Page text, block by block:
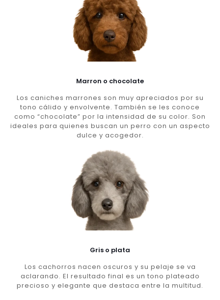
Marron o chocolate
Los caniches marrones son muy apreciados por su
tono cálido y envolvente. También se les conoce
como “chocolate” por la intensidad de su color. Son
ideales para quienes buscan un perro con un aspecto
dulce y acogedor.
Gris o plata
Los cachorros nacen oscuros y su pelaje se va
aclarando. El resultado final es un tono plateado
precioso y elegante que destaca entre la multitud.